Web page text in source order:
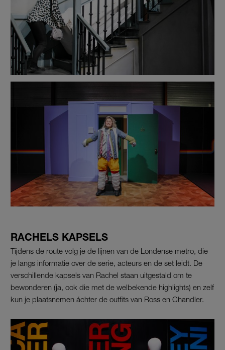
RACHELS KAPSELS
Tijdens de route volg je de lijnen van de Londense metro, die
je langs informatie over de serie, acteurs en de set leidt. De
verschillende kapsels van Rachel staan uitgestald om te
bewonderen (ja, ook die met de welbekende highlights) en zelf
kun je plaatsnemen áchter de outfits van Ross en Chandler.